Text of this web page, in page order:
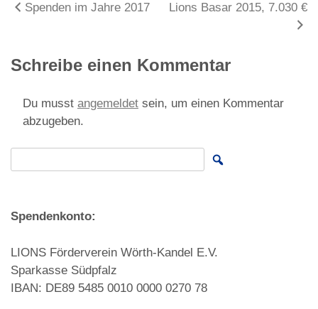
Beitragsnavigation
Spenden im Jahre 2017 Lions Basar 2015, 7.030 €
Schreibe einen Kommentar
Du musst angemeldet sein, um einen Kommentar
abzugeben.
Search for:
Spendenkonto:
LIONS Förderverein Wörth-Kandel E.V.
Sparkasse Südpfalz
IBAN: DE89 5485 0010 0000 0270 78